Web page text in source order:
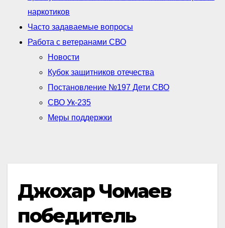
наркотиков
Часто задаваемые вопросы
Работа с ветеранами СВО
Новости
Кубок защитников отечества
Постановление №197 Дети СВО
СВО Ук-235
Меры поддержки
Джохар Чомаев
победитель